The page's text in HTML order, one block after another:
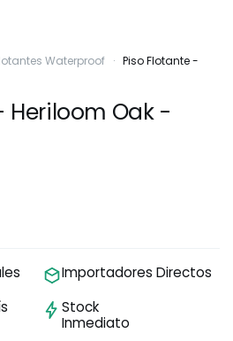
Waterproof · Piso Flotante -
Heriloom Oak -
Importadores Directos
Stock
Inmediato